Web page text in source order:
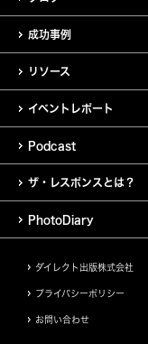
成功事例
リソース
イベントレポート
Podcast
ザ・レスポンスとは？
PhotoDiary
ダイレクト出版株式会社
プライバシーポリシー
お問い合わせ